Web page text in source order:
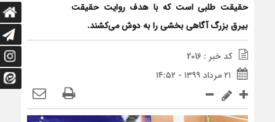
حقیقت طلبی است که با هدف روایت حقیقت
بیرق بزرگ آگاهی بخشی را به دوش می‌کشند.
کد خبر : 2016
۲۱ مرداد ۱۳۹۹ - ۱۴:۵۲